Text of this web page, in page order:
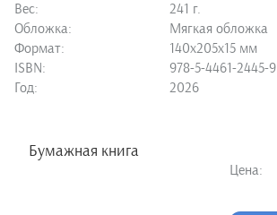
Вес:
241 г.
Обложка:
Мягкая обложка
Формат:
140х205х15 мм
ISBN:
978-5-4461-2445-9
Год:
2026
Бумажная книга
Цена: